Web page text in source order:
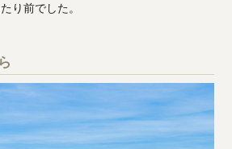
り前でした。